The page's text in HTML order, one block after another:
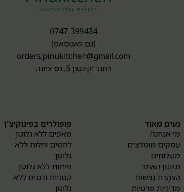
0747-399434
(גם וואטסאפ)
orders.pinukitchen@gmail.com
רחוב יקינטון 6, נס ציונה
נעים מאוד
מי אנחנו?
עסקים מומלצים
משלוחים
תקנון האתר
הַצְהָרַת נְגִישׁוּת
מדיניות פרטיות
פופולרים בפינוקיצ'ן
מאפים ללא גלוטן
לחמים וחלות ללא
גלוטן
פיתות ללא גלוטן
קטניות ודגנים ללא
גלוטן